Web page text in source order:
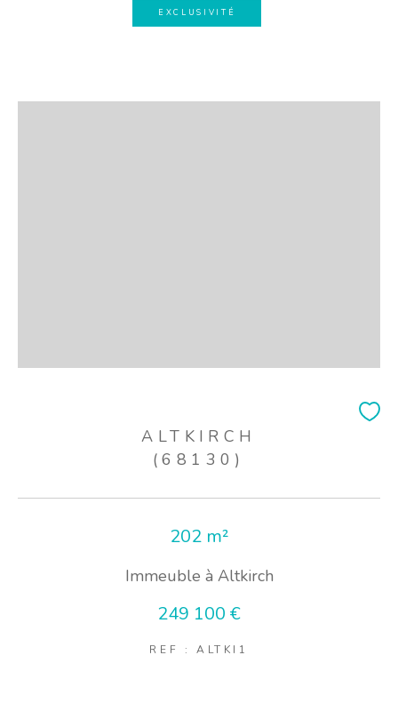
EXCLUSIVITÉ
ALTKIRCH
(68130)
202 m²
Immeuble à Altkirch
249 100 €
REF : ALTKI1